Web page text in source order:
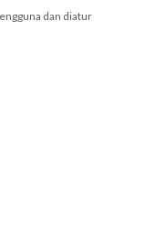
dan diatur